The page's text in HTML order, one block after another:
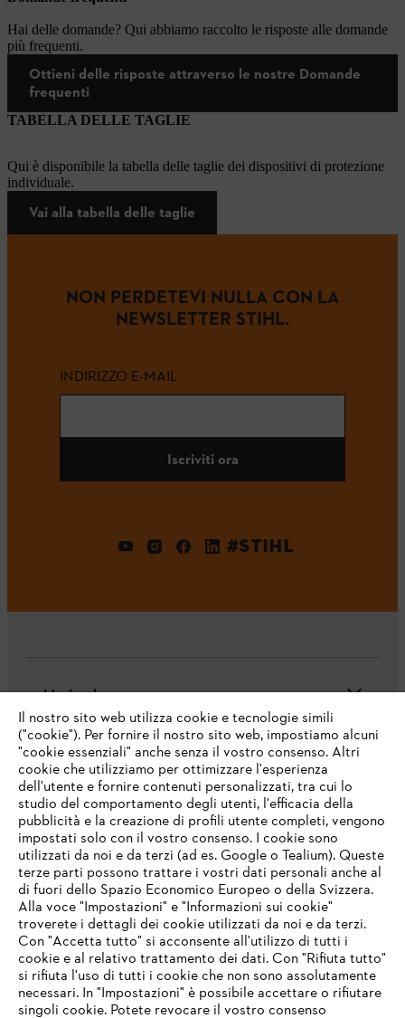
Hai delle domande? Qui abbiamo raccolto le risposte alle domande
più frequenti.
Ottieni delle risposte attraverso le nostre Domande
frequenti
TABELLA DELLE TAGLIE
Qui è disponibile la tabella delle taglie dei dispositivi di protezione
individuale.
Vai alla tabella delle taglie
NON PERDETEVI NULLA CON LA
NEWSLETTER STIHL.
INDIRIZZO E-MAIL
Iscriviti ora
#STIHL
L'azienda
Domande frequenti
Assistenza
Protezione dati Nota legale Cookies
Informazioni legali
IHR BROWSER WIRD NICHT
UNTERSTÜTZT
Sie nutzen einen Browser, den wir noch nicht unterstützen. Für
eine optimale Nutzung unserer Seite empfehlen wir Ihnen, zu
einem der folgenden Browser zu wechseln:
Il nostro sito web utilizza cookie e tecnologie simili
("cookie"). Per fornire il nostro sito web, impostiamo alcuni
"cookie essenziali" anche senza il vostro consenso. Altri
cookie che utilizziamo per ottimizzare l'esperienza
dell'utente e fornire contenuti personalizzati, tra cui lo
studio del comportamento degli utenti, l'efficacia della
pubblicità e la creazione di profili utente completi, vengono
impostati solo con il vostro consenso. I cookie sono
utilizzati da noi e da terzi (ad es. Google o Tealium). Queste
terze parti possono trattare i vostri dati personali anche al
di fuori dello Spazio Economico Europeo o della Svizzera.
Alla voce "Impostazioni" e "Informazioni sui cookie"
troverete i dettagli dei cookie utilizzati da noi e da terzi.
Con "Accetta tutto" si acconsente all'utilizzo di tutti i
cookie e al relativo trattamento dei dati. Con "Rifiuta tutto"
si rifiuta l'uso di tutti i cookie che non sono assolutamente
necessari. In "Impostazioni" è possibile accettare o rifiutare
singoli cookie. Potete revocare il vostro consenso